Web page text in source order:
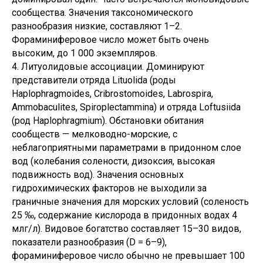
сообщества. Значения таксономического
разнообразия низкие, составляют 1–2.
Фораминиферовое число может быть очень
высоким, до 1 000 экземпляров.
4. Литуолидовые ассоциации. Доминируют
представители отряда Lituolida (роды
Haplophragmoides, Cribrostomoides, Labrospira,
Ammobaculites, Spiroplectammina) и отряда Loftusiida
(род Haplophragmium). Обстановки обитания
сообществ — мелководно-морские, с
неблагоприятными параметрами в придонном слое
вод (колебания солености, дизоксия, высокая
подвижность вод). Значения основных
гидрохимических факторов не выходили за
граничные значения для морских условий (соленость
25 ‰, содержание кислорода в придонных водах 4
млг/л). Видовое богатство составляет 15–30 видов,
показатели разнообразия (D = 6–9),
фораминиферовое число обычно не превышает 100